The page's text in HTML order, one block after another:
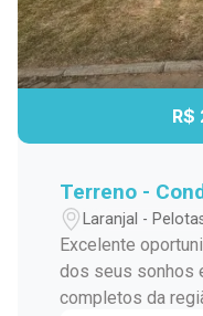
R$
Terreno -
Laranjal -
Excelente
dos seus sonhos
completos da região. O terreno está